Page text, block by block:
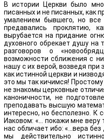
В истории Церкви было
писанных и не писанных, как
умалением бывшего, но все
предавались проклятию,
вырубается на придание
духовного обрекает душу на
разговоров о
возможности сближения с
нашу с их верой, возведя при
как истинной церкви и
это мы так кичимся!
не знакомы церковные
каноничности, не
преподавать высшую
интересно, но бесполезно. К
Иаковом: «... покажи мне
нас обличает ибо: «...вера
мы действительно